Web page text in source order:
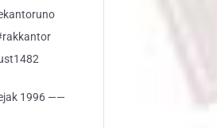
1996 ——